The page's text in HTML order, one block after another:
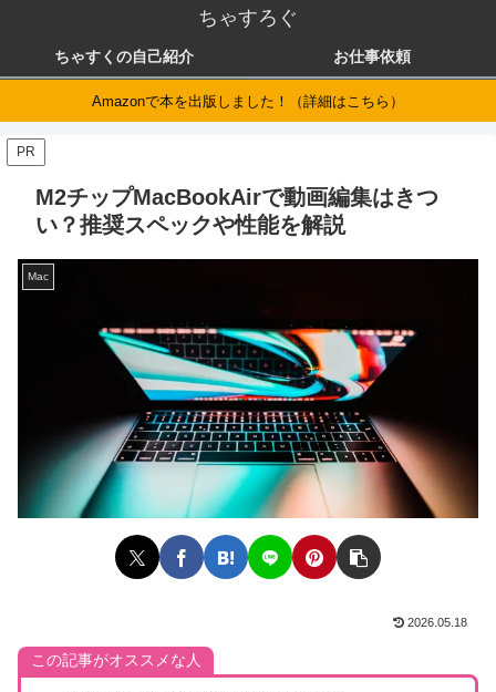
ちゃすろぐ
ちゃすくの自己紹介 お仕事依頼
Amazonで本を出版しました！（詳細はこちら）
PR
M2チップMacBookAirで動画編集はきつ
い？推奨スペックや性能を解説
Mac
2026.05.18
この記事がオススメな人